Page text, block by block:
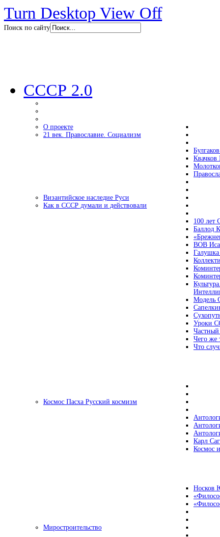
Turn Desktop View Off
Поиск по сайту
СССР 2.0
О проекте
21 век. Православие. Социализм
Византийское наследие Руси
Как в СССР думали и действовали
100 лет
Баллод
ВОВ
Модель
Уроки
Чего же
Что
Космос Пасха Русский космизм
Карл
Космос
Носков
Миростроительство